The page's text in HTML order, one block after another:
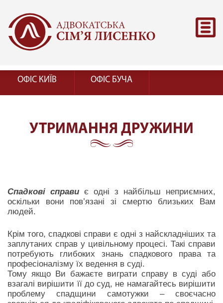
ОФІС КИЇВ ОФІС БУЧА
УТРИМАННЯ ДРУЖИНИ
Спадкові справи є одні з найбільш неприємних,
оскільки вони пов’язані зі смертю близьких Вам
людей.
Крім того, спадкові справи є одні з найскладніших та
заплутаних справ у цивільному процесі. Такі справи
потребують глибоких знань спадкового права та
професіоналізму їх ведення в суді.
Тому якщо Ви бажаєте виграти справу в суді або
взагалі вирішити її до суд, не намагайтесь вирішити
проблему спадщини самотужки – своєчасно